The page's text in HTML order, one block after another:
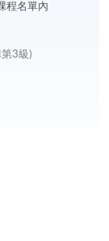
程名單內
3級)